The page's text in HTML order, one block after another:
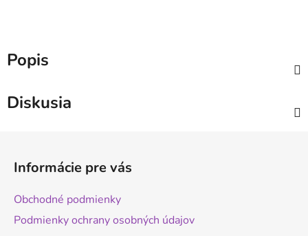
Popis
Diskusia
Informácie pre vás
Obchodné podmienky
Podmienky ochrany osobných údajov